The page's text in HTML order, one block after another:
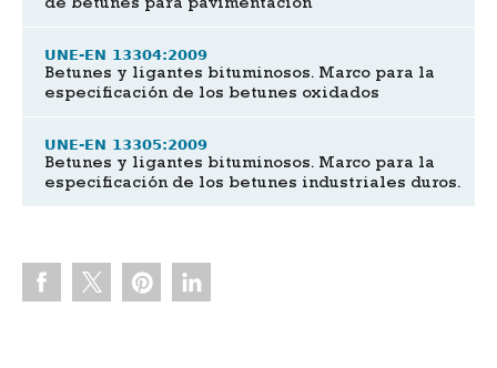
de betunes para pavimentación
UNE-EN 13304:2009
Betunes y ligantes bituminosos. Marco para la
especificación de los betunes oxidados
UNE-EN 13305:2009
Betunes y ligantes bituminosos. Marco para la
especificación de los betunes industriales duros.